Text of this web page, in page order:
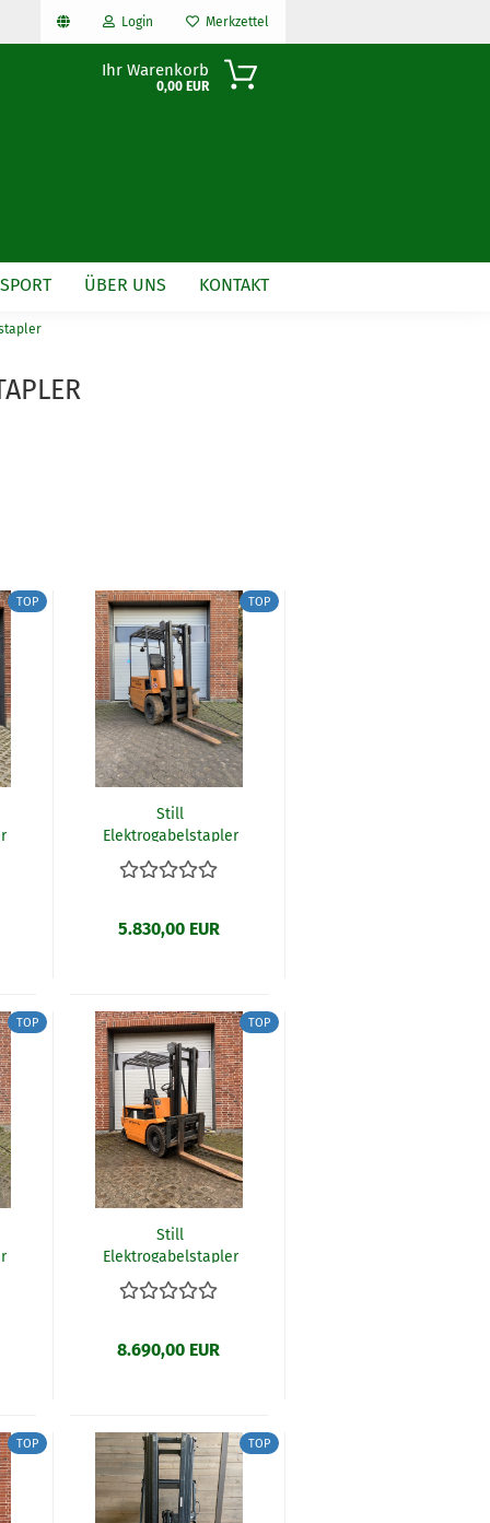
Login Merkzettel
Ihr Warenkorb
0,00 EUR
ÜBER UNS KONTAKT
TOP TOP
Still
Elektrogabelstapler
R60-30 (W1)
5.830,00 EUR
TOP TOP
Still
Elektrogabelstapler
R60-30 (R7)
8.690,00 EUR
TOP TOP